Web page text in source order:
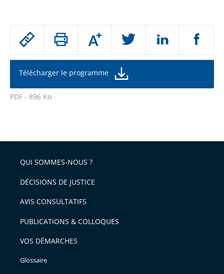
Passer
partage
de
l'article
pour
Augmenter
ou
la
de
police
Télécharger le programme
PDF - 896 Ko
l'article
pour
avant
QUI SOMMES-NOUS ?
DÉCISIONS DE JUSTICE
AVIS CONSULTATIFS
PUBLICATIONS & COLLOQUES
VOS DÉMARCHES
Glossaire